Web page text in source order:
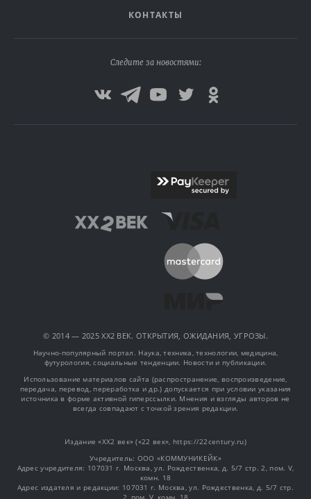
КОНТАКТЫ
Следите за новостями:
© 2014 — 2025 XX2 ВЕК. ОТКРЫТИЯ, ОЖИДАНИЯ, УГРОЗЫ.
Научно-популярный портал. Наука, техника, технологии, медицина,
футурология, социальные тенденции. Новости и публикации.
Использование материалов сайта (распространение, воспроизведение,
передача, перевод, переработка и др.) допускается при условии указания
источника в форме активной гиперссылки. Мнения и взгляды авторов не
всегда совпадают с точкой зрения редакции.
Издание «XX2 век» («22 век», https://22century.ru)
Учредитель: OOO «КОММУНИКЕЙК»
Адрес учредителя: 107031 г. Москва, ул. Рождественка, д. 5/7 стр. 2, пом. V,
комн. 18
Адрес издателя и редакции: 107031 г. Москва, ул. Рождественка, д. 5/7 стр.